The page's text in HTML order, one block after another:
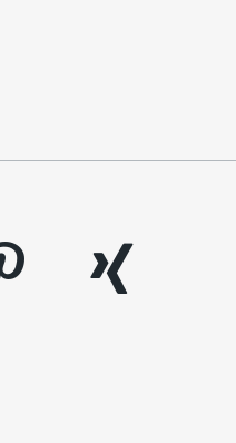
xing